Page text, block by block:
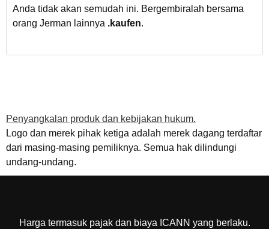
Anda tidak akan semudah ini. Bergembiralah bersama
orang Jerman lainnya .kaufen.
Penyangkalan produk dan kebijakan hukum.
Logo dan merek pihak ketiga adalah merek dagang terdaftar
dari masing-masing pemiliknya. Semua hak dilindungi
undang-undang.
Harga termasuk pajak dan biaya ICANN yang berlaku.